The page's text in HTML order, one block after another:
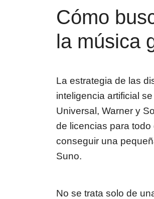
Cómo
la música
La estrategia de las
inteligencia artificial
Universal, Warner y
de licencias para
conseguir una
Suno.
No se trata solo de